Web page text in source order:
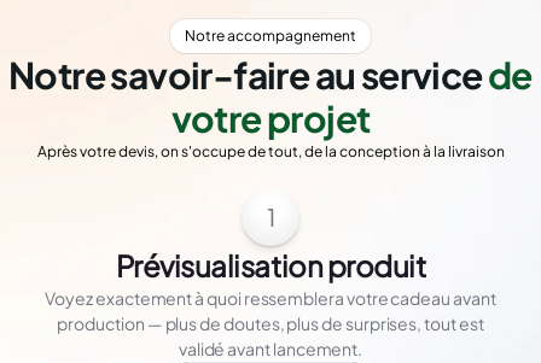
Notre accompagnement
Notre savoir-faire au servicede
votre projet
Après votre devis, on s'occupe de tout, de la conception à la livraison
1
Prévisualisation produit
Voyez exactement à quoi ressemblera votre cadeau avant
production — plus de doutes, plus de surprises, tout est
validé avant lancement.